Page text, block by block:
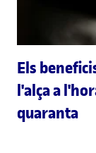
Els
l'alça a
quaranta